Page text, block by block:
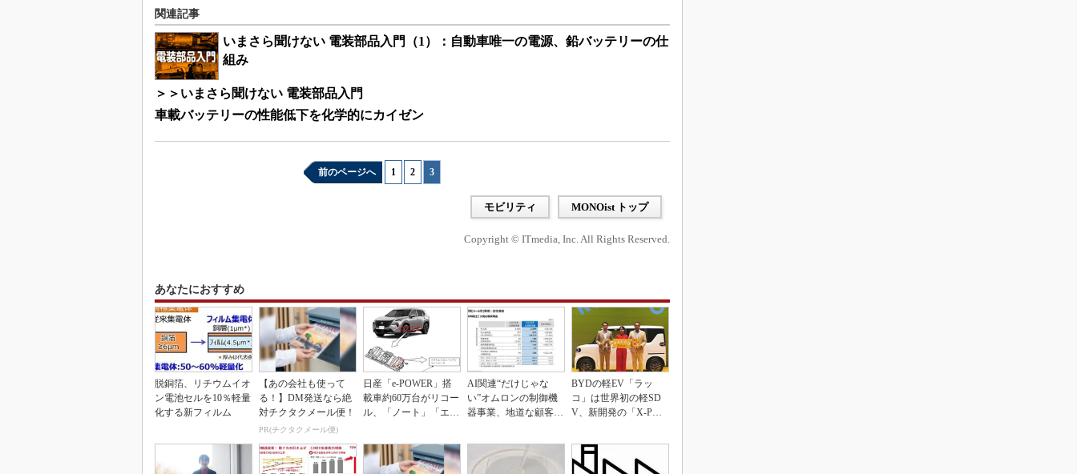
関連記事
いまさら聞けない 電装部品入門（1）：自動車唯一の電源、鉛バッテリーの仕
組み
＞＞いまさら聞けない 電装部品入門
車載バッテリーの性能低下を化学的にカイゼン
前のページへ 1 2 3
モビリティ MONOist トップ
Copyright © ITmedia, Inc. All Rights Reserved.
あなたにおすすめ
脱銅箔、リチウムイオ
ン電池セルを10％軽量
化する新フィルム
【あの会社も使って
る！】DM発送なら絶
対チクタクメール便！
PR(チクタクメール便)
日産「e-POWER」搭
載車約60万台がリコー
ル、「ノート」「エク
AI関連“だけじゃな
い”オムロンの制御機
器事業、地道な顧客基
BYDの軽EV「ラッ
コ」は世界初の軽SD
V、新開発の「X-PAC